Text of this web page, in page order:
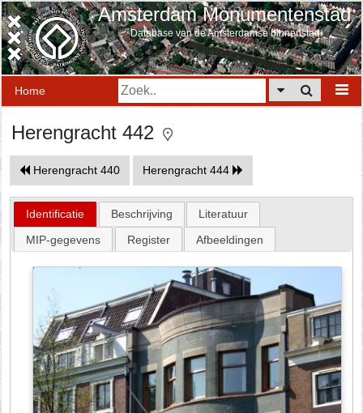
Amsterdam Monumentenstad
Database van de Amsterdamse binnenstad
Home
Herengracht 442
Herengracht 440 Herengracht 444
Identificatie Beschrijving
Literatuur
MIP-gegevens
Register Afbeeldingen